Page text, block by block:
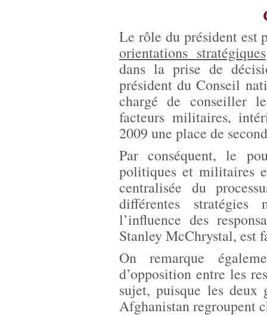
Le rôle du président est
orientations stratégiques
dans la prise de
président du Conseil
chargé de conseiller
facteurs militaires,
2009 une place de
Par conséquent, le
politiques et militaires
centralisée du
différentes
l’influence des
Stanley McChrystal, est
On remarque
d’opposition entre les
sujet, puisque les deux
Afghanistan regroupent